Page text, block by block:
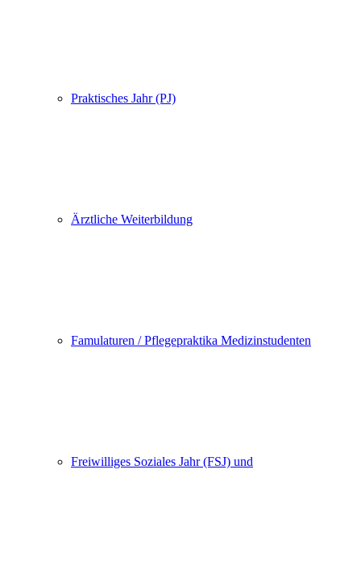
Praktisches Jahr (PJ)
Ärztliche Weiterbildung
Famulaturen / Pflegepraktika Medizinstudenten
Freiwilliges Soziales Jahr (FSJ) und